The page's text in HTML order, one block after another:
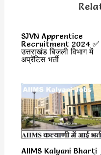
SJVN Apprentice
Recruitment 2024 ✅
उत्तराखंड बिजली विभाग में
अप्रेंटिस भर्ती
AIIMS Kalyani Bharti